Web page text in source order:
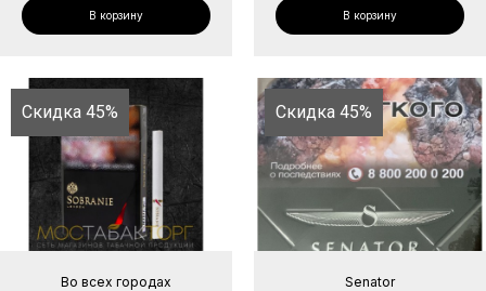
В корзину В корзину
Скидка 45%
Во всех городах
Скидка 45%
Senator